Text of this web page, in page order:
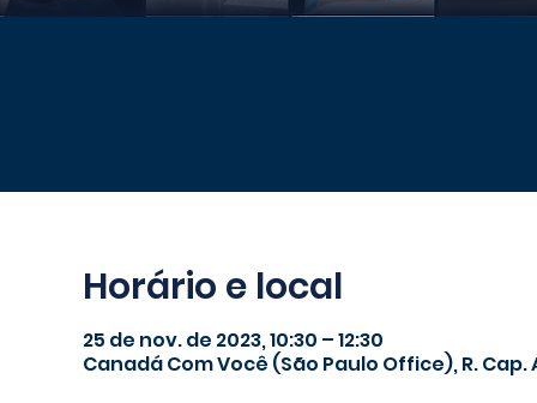
Horário e local
25 de nov. de 2023, 10:30 – 12:30
Canadá Com Você (São Paulo Office), R. Cap.